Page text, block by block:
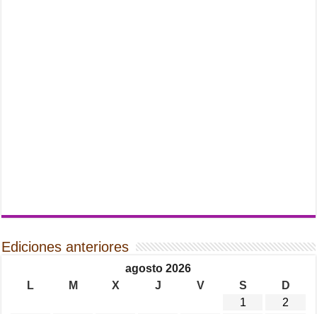
Ediciones anteriores
agosto 2026
L
M X J V S
D
1
2